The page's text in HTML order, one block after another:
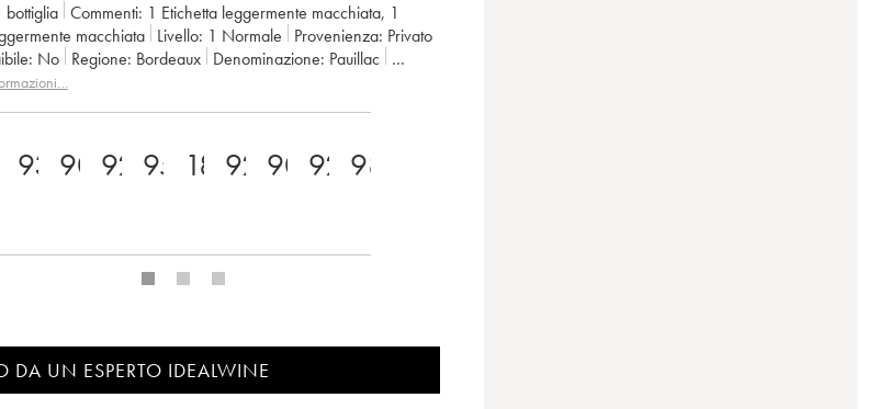
1 bottiglia Commenti: 1 Etichetta leggermente macchiata, 1
macchiata Livello: 1 Normale Provenienza:
privato
no Regione: Bordeaux Denominazione: Pauillac
2ème Grand Cru Classé
93 90 92 95 18 92 90 92 98
DA UN ESPERTO IDEALWINE